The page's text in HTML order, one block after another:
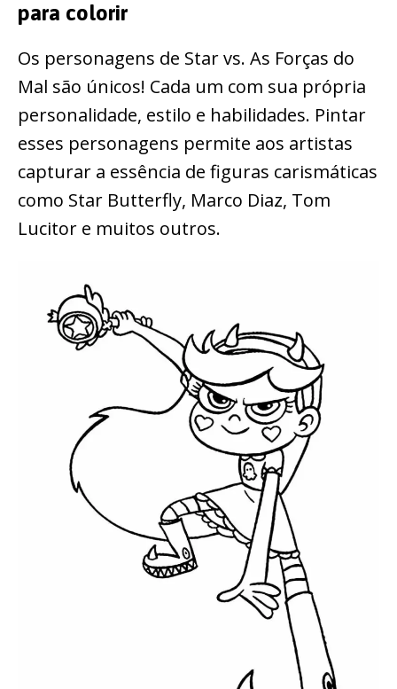
para colorir
Os personagens de Star vs. As Forças do
Mal são únicos! Cada um com sua própria
personalidade, estilo e habilidades. Pintar
esses personagens permite aos artistas
capturar a essência de figuras carismáticas
como Star Butterfly, Marco Diaz, Tom
Lucitor e muitos outros.